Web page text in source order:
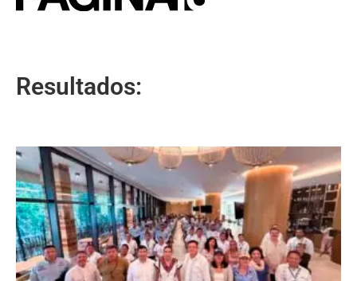
Resultados: